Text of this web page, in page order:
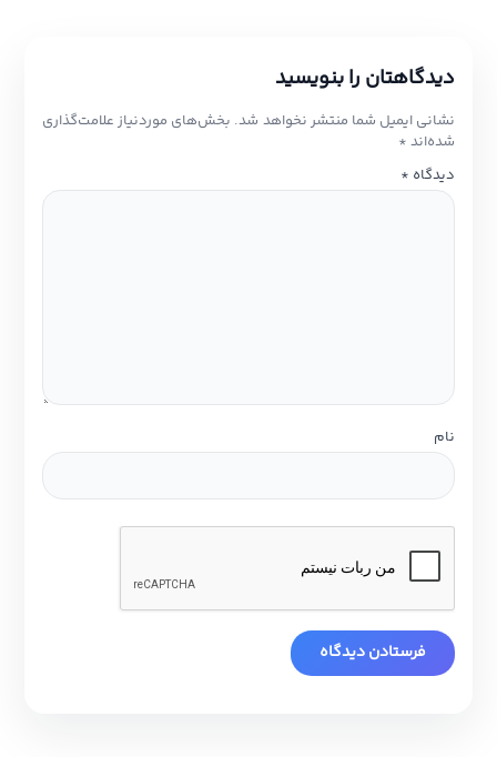
دیدگاهتان را بنویسید
نشانی ایمیل شما منتشر نخواهد شد. بخش‌های موردنیاز علامت‌گذاری
شده‌اند*
دیدگاه*